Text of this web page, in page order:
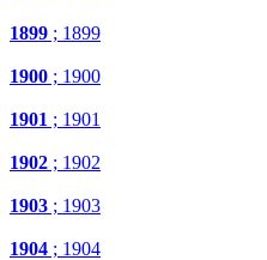
1899 ; 1899
1900 ; 1900
1901 ; 1901
1902 ; 1902
1903 ; 1903
1904 ; 1904